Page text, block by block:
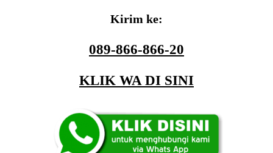
Kirim ke:
089-866-866-20
KLIK WA DI SINI